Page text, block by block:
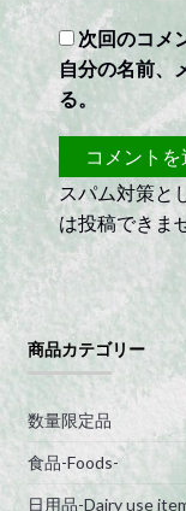
次回のコメ
自分の名前、
る。
スパム対策と
は投稿できま
商品カテゴリー
数量限定品
食品-Foods-
日用品-Dairy use